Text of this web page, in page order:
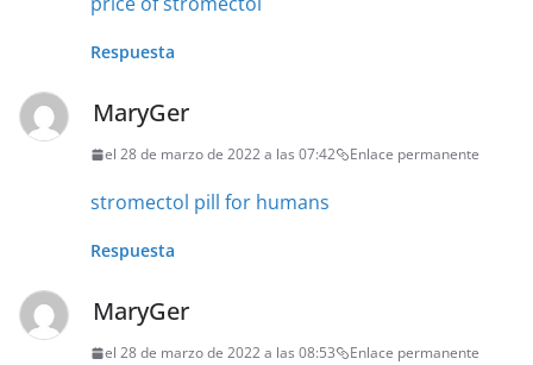
Respuesta
MaryGer
el 28 de marzo de 2022 a las 07:42 Enlace permanente
stromectol pill for humans
Respuesta
MaryGer
el 28 de marzo de 2022 a las 08:53 Enlace permanente